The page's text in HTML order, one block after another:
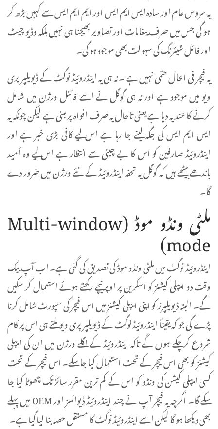
یہ سروس عام اور سادہ ایس ایم ایس اور ایم ایم ایس سے کہیں بڑھ کر
ہو گی جس میں صرف پیغامات اور تصاویر بھیجنا ہی نہیں بلکہ وڈیو چیٹ
اور فائل شیئرنگ کی سہولت بھی موجود ہو گی۔
یہ فیچر فی الحال حتمی نہیں ہے ۔ نہ ہی یہ اینڈروئیڈ نوگٹ کے ڈیویلپر پری
ویو میں موجود ہے اور نہ ہی گوگل نے اسے فائنل ورژن میں شامل
کرنے کا عندیہ دیا ہے یعنی تاحال یہ صرف افواہ پر مبنی ہے لیکن چونکہ یہ
ایس ایم ایس کی جگہ لینے جا رہا ہے اس لیے کافی بڑی خبر ہے اور
اینڈروئیڈ صارفین کو اس کا بے چینی سے انتظار ہے اس لیے وہ اُمید
باندھے بیٹھے ہیں کہ گوگل یہ تحفہ اینڈروئیڈ کے نئے ورژن میں ضرور دے
گا۔
ملٹی ونڈو موڈ (Multi-window
mode)
اینڈروئیڈ نوگٹ میں ملٹی ونڈو موڈ کی تصدیق کی گئی ہے۔ اب آپ بیک
وقت دو ایپلی کیشنز کو اسکرین پر اوپر نیچے رکھتے ہوئے استعمال کر سکیں
گے۔ البتہ ڈیویلپرز کو اپنی ایپلی کیشنز میں اس فیچر کی سپورٹ شامل کرنا
پڑے گی جو کہ یقیناً اینڈروئیڈ نوگٹ کے ڈیویلپر پری ویو ملتے ہی اس پر کام
شروع کر چکے ہوں گے تاکہ اینڈروئیڈ کے اگلے ورژن میں ان کی ایپلی
کیشنز کو بھی اس فیچر کے تحت استعمال کیا جا سکے۔ اس فیچر کے تحت
کسی ایپلی کیشن کی ونڈو کو اس کے کم ترین مقرر سائز تک چھوٹا کیا جا
سکے گا۔ اگرچہ یہ فیچر آپ نے چند اینڈروئیڈ ڈیوائسز اور OEM میں پہلے
بھی دیکھا ہو گا لیکن اسے اینڈروئیڈ نوگٹ کا مستقل حصہ بنا لیا گیا ہے۔